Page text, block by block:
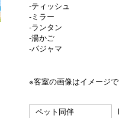
-ティッシュ
-ミラー
-ランタン
-湯かご
-パジャマ
※客室の画像はイメージ
ペット同伴